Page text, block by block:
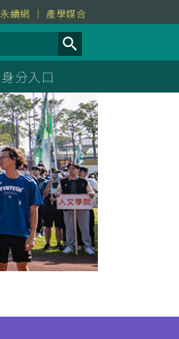
永續網 產學媒合
身分入口